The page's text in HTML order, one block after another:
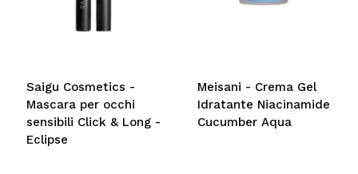
Saigu Cosmetics -
Mascara per occhi
sensibili Click & Long -
Eclipse
Meisani - Crema Gel
Idratante Niacinamide
Cucumber Aqua